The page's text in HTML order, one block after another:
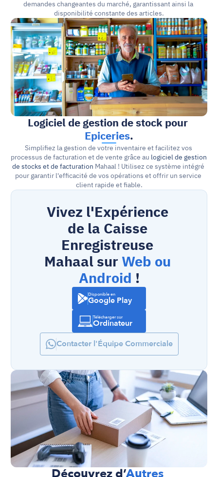
demandes changeantes du marché, garantissant ainsi la
disponibilité constante des articles.
Epiceries.
Simplifiez la gestion de votre inventaire et facilitez vos
processus de facturation et de vente grâce au logiciel de gestion
de stocks et de facturation Mahaal ! Utilisez ce système intégré
pour garantir l'efficacité de vos opérations et offrir un service
client rapide et fiable.
Vivez l'Expérience
de la Caisse
Enregistreuse
Mahaal sur Web ou
Android !
Disponible en
Google Play
Télécharger sur
Ordinateur
Contacter l'Équipe Commerciale